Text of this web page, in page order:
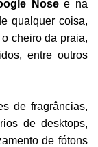
Nosee na
qualquer coisa,
cheiro da praia,
entre outros
de fragrâncias,
de desktops,
de fótons